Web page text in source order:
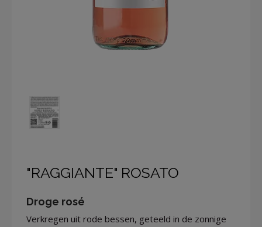
"RAGGIANTE" ROSATO
Droge rosé
Verkregen uit rode bessen, geteeld in de zonnige